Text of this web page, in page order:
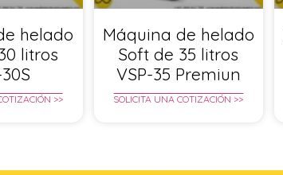
helado
litros
>>
Máquina de helado
Soft de 35 litros
VSP-35 Premiun
SOLICITA UNA COTIZACIÓN >>